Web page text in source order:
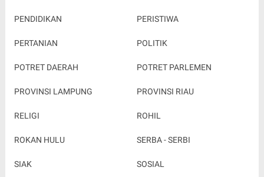
PENDIDIKAN PERISTIWA
PERTANIAN POLITIK
POTRET DAERAH POTRET PARLEMEN
PROVINSI LAMPUNG PROVINSI RIAU
RELIGI ROHIL
ROKAN HULU SERBA - SERBI
SIAK SOSIAL